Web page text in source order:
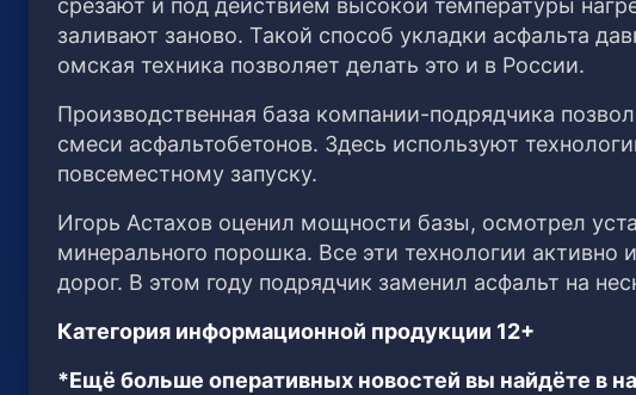
срезают и под действием высокой температуры
заливают заново. Такой способ укладки асфальта
омская техника позволяет делать это и в России.
Производственная база компании-подрядчика
смеси асфальтобетонов. Здесь используют
повсеместному запуску.
Игорь Астахов оценил мощности базы, осмотрел
минерального порошка. Все эти технологии
дорог. В этом году подрядчик заменил асфальт на
Категория информационной продукции 12+
*Ещё больше оперативных новостей вы найдёте в